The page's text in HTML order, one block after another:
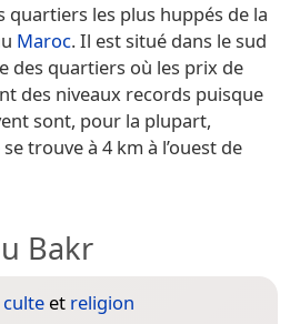
quartiers les plus huppés de la
Maroc. Il est situé dans le sud
des quartiers où les prix de
des niveaux records puisque
sont, pour la plupart,
se trouve à 4 km à l’ouest de
Bakr
et religion